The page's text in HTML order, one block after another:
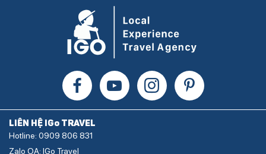
LIÊN HỆ IGo TRAVEL
Hotline: 0909 806 831
Zalo OA: IGo Travel